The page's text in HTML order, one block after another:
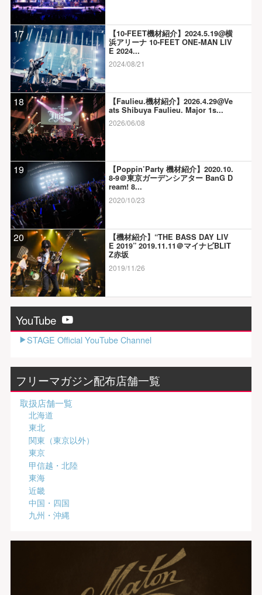
17
【10-FEET機材紹介】2024.5.19@横
浜アリーナ 10-FEET ONE-MAN LIV
E 2024...
2024/08/21
18
【Faulieu.機材紹介】2026.4.29@Ve
ats Shibuya Faulieu. Major 1s...
2026/06/08
19
【Poppin’Party 機材紹介】2020.10.
8-9＠東京ガーデンシアター BanG D
ream! 8...
2020/10/23
20
【機材紹介】“THE BASS DAY LIV
E 2019” 2019.11.11＠マイナビBLIT
Z赤坂
2019/11/26
YouTube
STAGE Official YouTube Channel
フリーマガジン配布店舗一覧
取扱店舗一覧
北海道
東北
関東（東京以外）
東京
甲信越・北陸
東海
近畿
中国・四国
九州・沖縄